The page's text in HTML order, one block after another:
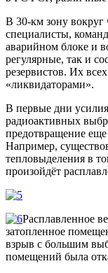
В 30-км зону
специалисты,
аварийном блоке и
регулярные, так и
резервистов. Их
«ликвидаторами».
В первые дни
радиоактивных
предотвращение еще
Например,
тепловыделения в
произойдёт
Расплавленное
затопленное
взрыв с большим
помещений была